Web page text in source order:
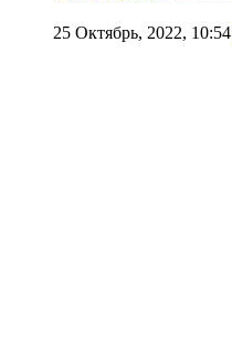
25 Октябрь, 2022, 10:54